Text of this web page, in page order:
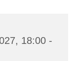
18:00 -